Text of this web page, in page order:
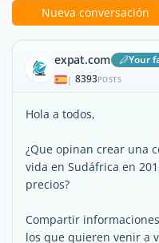
Nueva conversación
expat.com Your
| 8393POSTS
Hola a todos,
¿Que opinan crear una
vida en Sudáfrica en
precios?
Compartir
los que quieren venir a